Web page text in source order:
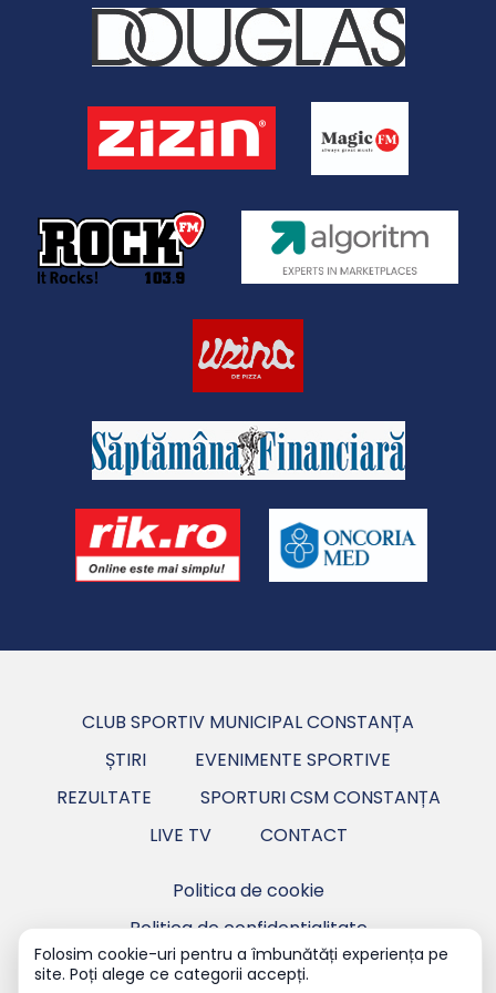
CLUB SPORTIV MUNICIPAL CONSTANȚA
ȘTIRI
EVENIMENTE SPORTIVE
REZULTATE
SPORTURI CSM CONSTANȚA
LIVE TV
CONTACT
Politica de cookie
Politica de confidentialitate
Copyright ©2026 CSM Constanța - Club Sportiv
Folosim cookie-uri pentru a îmbunătăți experiența pe
site. Poți alege ce categorii accepți.